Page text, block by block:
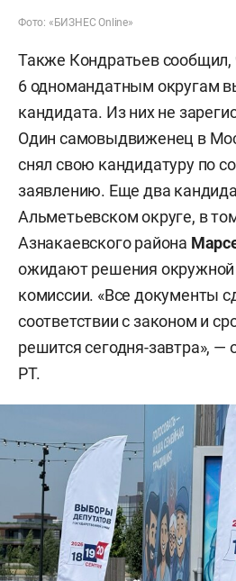
Фото: «БИЗНЕС Online»
Также Кондратьев сообщил,
6 одномандатным округам
кандидата. Из них не
Один самовыдвиженец в
снял свою кандидатуру по
заявлению. Еще два
Альметьевском округе, в
Азнакаевского района
ожидают решения окружной
комиссии. «Все документы
соответствии с законом и
решится сегодня-завтра», —
РТ.